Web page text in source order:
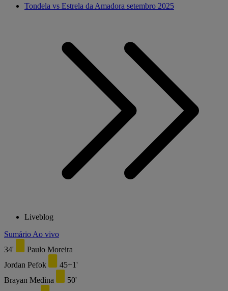
Tondela vs Estrela da Amadora setembro 2025
Liveblog
Sumário Ao vivo
34'
Paulo Moreira
Jordan Pefok
45+1'
Brayan Medina
50'